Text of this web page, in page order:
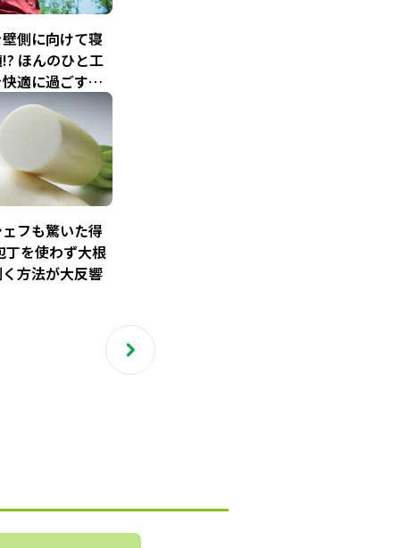
側に向けて寝
ほんのひと工
適に過ごすテ
フも驚いた得
丁を使わず大根
方法が大反響